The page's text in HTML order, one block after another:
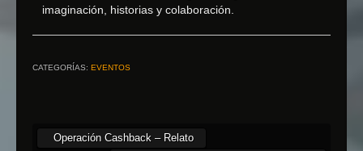
imaginación, historias y colaboración.
CATEGORÍAS: EVENTOS
Operación Cashback – Relato